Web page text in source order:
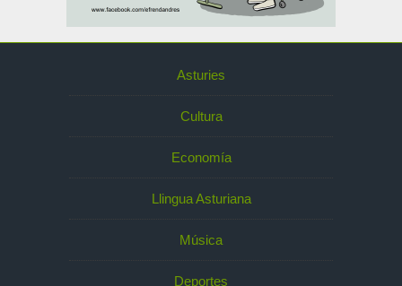
Asturies
Cultura
Economía
Llingua Asturiana
Música
Deportes